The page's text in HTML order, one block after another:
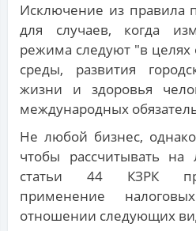
Исключение из правила
для случаев, когда
режима следуют "в
среды, развития
жизни и здоровья
международных
Не любой бизнес,
чтобы рассчитывать на
статьи 44 КЗРК
применение
отношении следующих